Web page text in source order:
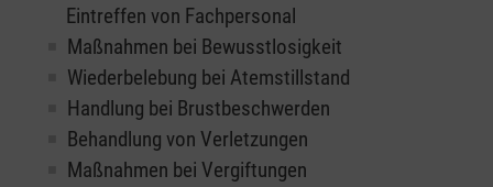
Eintreffen von Fachpersonal
Maßnahmen bei Bewusstlosigkeit
Wiederbelebung bei Atemstillstand
Handlung bei Brustbeschwerden
Behandlung von Verletzungen
Maßnahmen bei Vergiftungen